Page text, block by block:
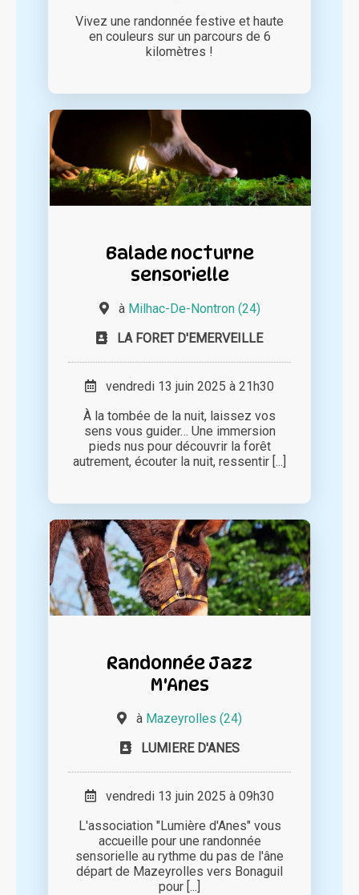
Vivez une randonnée festive et haute
en couleurs sur un parcours de 6
kilomètres !
Balade nocturne
sensorielle
à Milhac-De-Nontron (24)
LA FORET D'EMERVEILLE
vendredi 13 juin 2025 à 21h30
À la tombée de la nuit, laissez vos
sens vous guider… Une immersion
pieds nus pour découvrir la forêt
autrement, écouter la nuit, ressentir [...]
Randonnée Jazz
M'Anes
à Mazeyrolles (24)
LUMIERE D'ANES
vendredi 13 juin 2025 à 09h30
L'association "Lumière d'Anes" vous
accueille pour une randonnée
sensorielle au rythme du pas de l'âne
départ de Mazeyrolles vers Bonaguil
pour [...]